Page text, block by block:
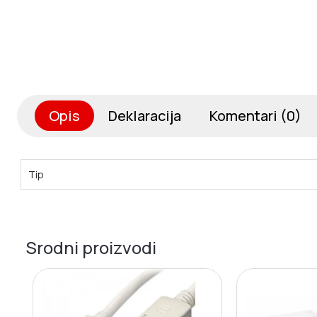
Opis Deklaracija Komentari (0)
Tip
Srodni proizvodi